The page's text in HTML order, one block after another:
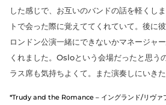
した感じで、お互いのバンドの話を軽くし
トで会った際に覚えててくれていて。後に
ロンドン公演一緒にできないかマネージャ
くれました。Osloという会場だったと思う
ラス席も気持ちよくて。また演奏しにいきた
*Trudy and the Romance – イングランド/リヴァ